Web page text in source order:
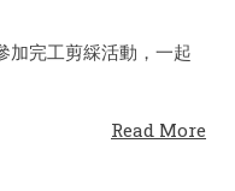
加完工剪綵活動，一起
Read More